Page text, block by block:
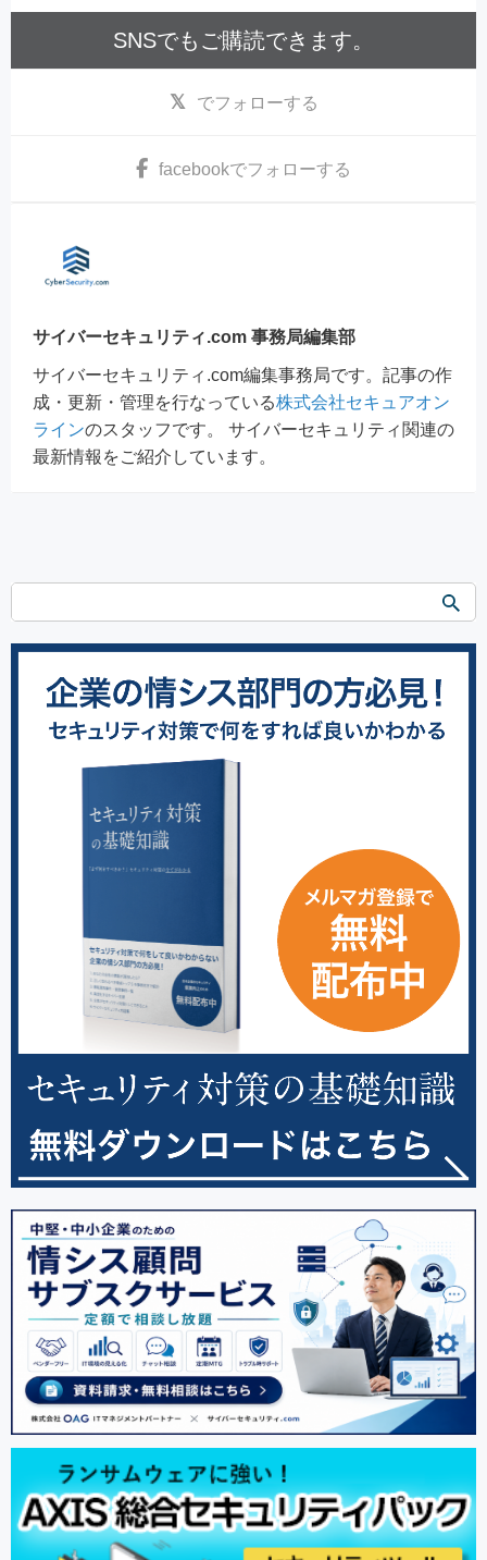
SNSでもご購読できます。
でフォローする
facebookでフォローする
サイバーセキュリティ.com 事務局編集部
サイバーセキュリティ.com編集事務局です。記事の作
成・更新・管理を行なっている株式会社セキュアオン
ラインのスタッフです。 サイバーセキュリティ関連の
最新情報をご紹介しています。